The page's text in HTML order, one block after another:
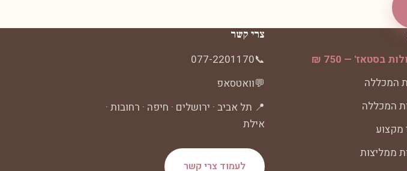
בסטאז' — 750 ₪
המכללה
המכללה
מקצוע
ממליצות
צרי קשר
📞
077-2201170
💬וואטסאפ
📍 תל אביב · ירושלים · חיפה · רחובות ·
אילת
לעמוד צרי קשר